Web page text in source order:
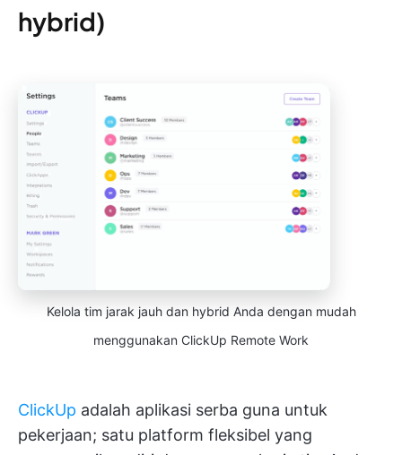
hybrid)
Kelola tim jarak jauh dan hybrid Anda dengan mudah
menggunakan ClickUp Remote Work
ClickUp adalah aplikasi serba guna untuk
pekerjaan; satu platform fleksibel yang